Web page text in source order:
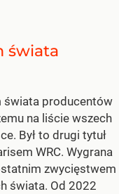
świata
świata producentów
na liście wszech
Był to drugi tytuł
WRC. Wygrana
zwycięstwem
świata. Od 2022